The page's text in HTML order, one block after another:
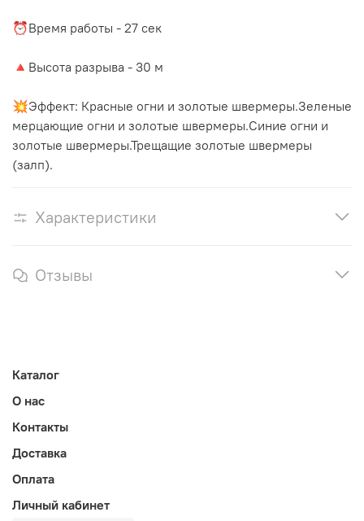
⏰Время работы - 27 сек
🔺Высота разрыва - 30 м
💥Эффект: Красные огни и золотые швермеры.Зеленые
мерцающие огни и золотые швермеры.Синие огни и
золотые швермеры.Трещащие золотые швермеры
(залп).
Характеристики
Отзывы
Каталог
О нас
Контакты
Доставка
Оплата
Личный кабинет